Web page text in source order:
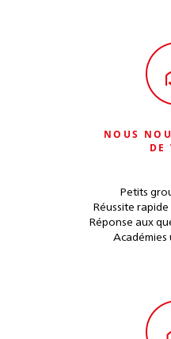
NOUS
DE
Petits
Réussite
Réponse aux
Académies